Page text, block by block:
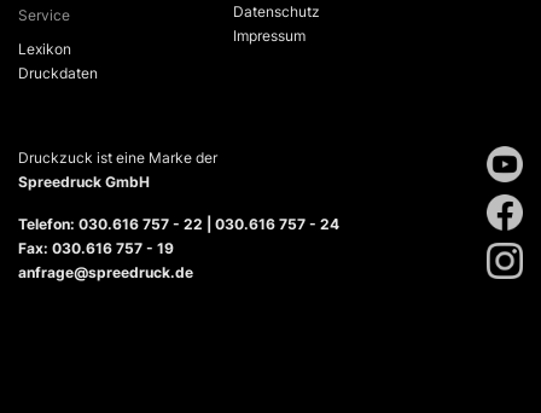
Service
Lexikon
Druckdaten
Datenschutz
Impressum
Druckzuck ist eine Marke der
Spreedruck GmbH
Telefon: 030.616 757 - 22 | 030.616 757 - 24
Fax: 030.616 757 - 19
anfrage@spreedruck.de